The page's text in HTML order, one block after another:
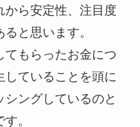
から安定性、注目度
と思います。
てもらったお金につ
していることを頭に
シングしているのと
。